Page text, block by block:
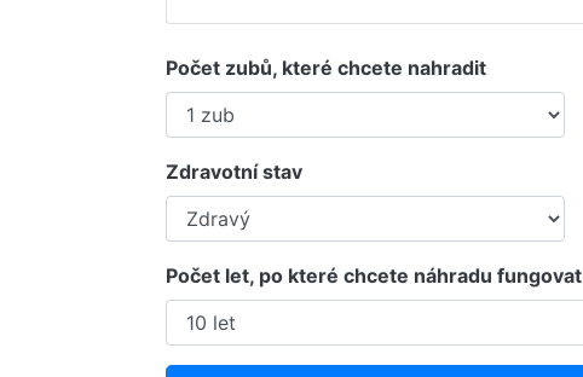
Počet zubů, které chcete nahradit
Zdravotní stav
Počet let, po které chcete náhradu fungovat